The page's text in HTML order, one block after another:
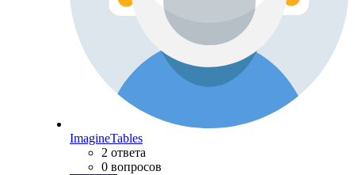
ImagineTables
2 ответа
0 вопросов